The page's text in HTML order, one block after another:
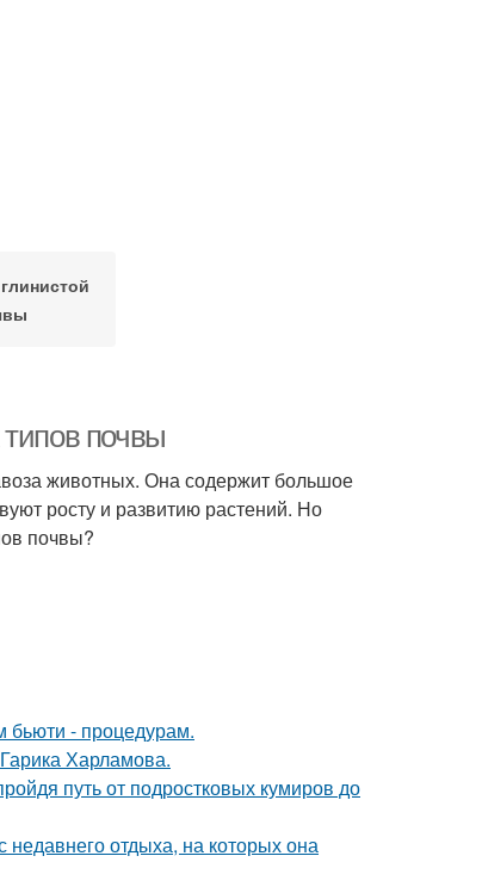
почвы
животных. Она содержит большое
росту и развитию растений. Но
почвы?
бьюти - процедурам.
Харламова.
путь от подростковых кумиров до
отдыха, на которых она